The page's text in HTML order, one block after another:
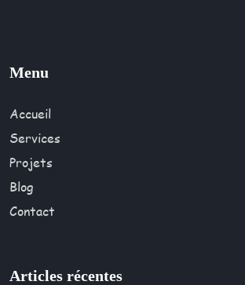
Menu
Accueil
Services
Projets
Blog
Contact
Articles récentes